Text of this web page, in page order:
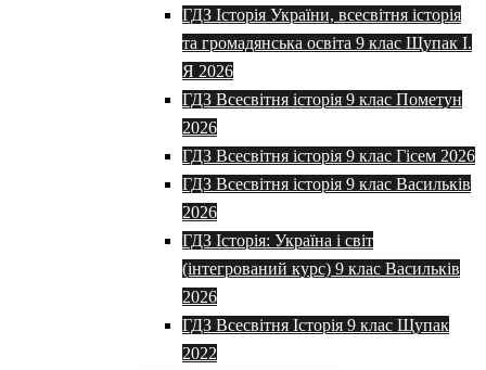
ГДЗ Історія України, всесвітня історія
та громадянська освіта 9 клас Щупак І.
Я 2026
ГДЗ Всесвітня історія 9 клас Пометун
2026
ГДЗ Всесвітня історія 9 клас Гісем 2026
ГДЗ Всесвітня історія 9 клас Васильків
2026
ГДЗ Історія: Україна і світ
(інтегрований курс) 9 клас Васильків
2026
ГДЗ Всесвітня Історія 9 клас Щупак
2022